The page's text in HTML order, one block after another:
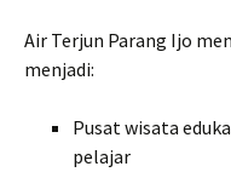
Air Terjun Parang Ijo
menjadi:
Pusat wisata
pelajar